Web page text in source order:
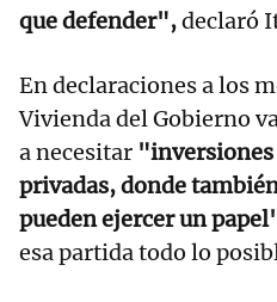
que defender",declaró
En declaraciones a los
Vivienda del Gobierno
a necesitar "inversiones
privadas, donde
pueden ejercer un
esa partida todo lo